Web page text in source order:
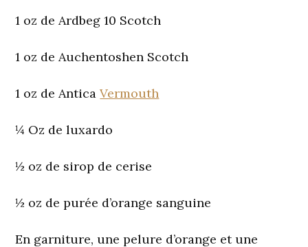
1 oz de Ardbeg 10 Scotch
1 oz de Auchentoshen Scotch
1 oz de AnticaVermouth
¼ Oz de luxardo
½ oz de sirop de cerise
½ oz de purée d’orange sanguine
En garniture, une pelure d’orange et une